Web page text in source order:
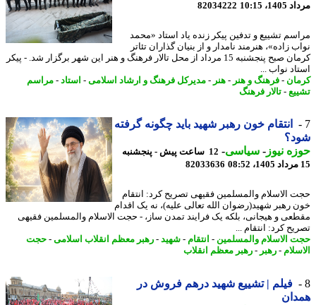
10:15
82034222
تشییع و تدفین پیکر زنده یاد استاد «محمد
زاده»، هنرمند نامدار و از بنیان گذاران تئاتر
کرمان صبح پنجشنبه 15 مرداد از محل تالار فرهنگ و هنر این شهر برگزار شد. - پیکر
نواب ...
-فرهنگ و هنر-هنر-مدیرکل فرهنگ و ارشاد اسلامی-استاد-مراسم
-تالار فرهنگ
انتقام خون رهبر شهید باید چگونه گرفته
نیوز-سیاسی-
12 ساعت پیش - پنجشنبه
82033636
الاسلام والمسلمین فقیهی تصریح کرد: انتقام
رهبر شهید(رضوان الله تعالی علیه)، نه یک اقدام
و هیجانی، بلکه یک فرایند تمدن ساز، - حجت الاسلام والمسلمین فقیهی
کرد: انتقام ...
الاسلام والمسلمین-انتقام-شهید-رهبر معظم انقلاب اسلامی-حجت
-رهبر -رهبر معظم انقلاب
فیلم | تشییع شهید درهم فروش در